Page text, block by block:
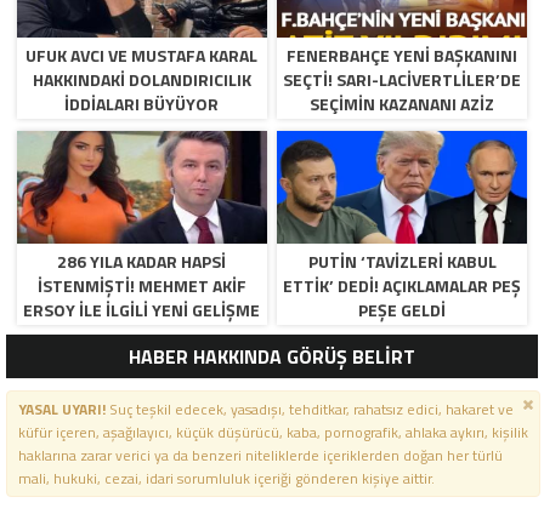
UFUK AVCI VE MUSTAFA KARAL
HAKKINDAKI DOLANDIRICILIK
İDDIALARI BÜYÜYOR
FENERBAHÇE YENI BAŞKANINI
SEÇTI! SARI-LACIVERTLILER’DE
SEÇIMIN KAZANANI AZIZ
YILDIRIM OLDU
286 YILA KADAR HAPSI
ISTENMIŞTI! MEHMET AKIF
ERSOY ILE ILGILI YENI GELIŞME
PUTIN ‘TAVIZLERI KABUL
ETTIK’ DEDI! AÇIKLAMALAR PEŞ
PEŞE GELDI
HABER HAKKINDA GÖRÜŞ BELİRT
YASAL UYARI!Suç teşkil edecek, yasadışı, tehditkar, rahatsız edici, hakaret ve
küfür içeren, aşağılayıcı, küçük düşürücü, kaba, pornografik, ahlaka aykırı, kişilik
haklarına zarar verici ya da benzeri niteliklerde içeriklerden doğan her türlü
mali, hukuki, cezai, idari sorumluluk içeriği gönderen kişiye aittir.